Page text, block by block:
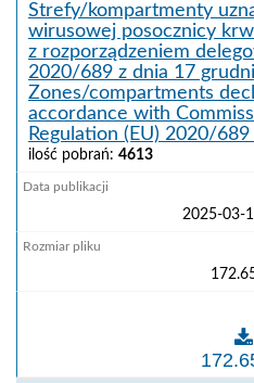
Strefy/kompartmenty
wirusowej posocznicy
z rozporządzeniem
2020/689 z dnia 17
Zones/compartments
accordance with
Regulation (EU) 2020/
ilość pobrań: 4613
2025-03-
Strefy/kompartmenty